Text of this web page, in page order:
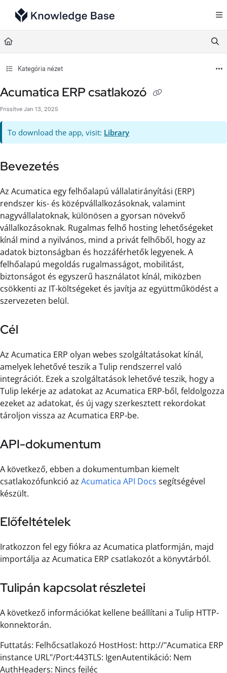
Documentation Index
Fetch the complete documentation index at:
Use this file to discover all available pages before exploring further.
Kategória nézet
Acumatica ERP csatlakozó
Frissítve Jan 13, 2025
To download the app, visit: Library
Bevezetés
Az Acumatica egy felhőalapú vállalatirányítási (ERP)
rendszer kis- és középvállalkozásoknak, valamint
nagyvállalatoknak, különösen a gyorsan növekvő
vállalkozásoknak. Rugalmas felhő hosting lehetőségeket
kínál mind a nyilvános, mind a privát felhőből, hogy az
adatok biztonságban és hozzáférhetők legyenek. A
felhőalapú megoldás rugalmasságot, mobilitást,
biztonságot és egyszerű használatot kínál, miközben
csökkenti az IT-költségeket és javítja az együttműködést a
szervezeten belül.
Cél
Az Acumatica ERP olyan webes szolgáltatásokat kínál,
amelyek lehetővé teszik a Tulip rendszerrel való
integrációt. Ezek a szolgáltatások lehetővé teszik, hogy a
Tulip lekérje az adatokat az Acumatica ERP-ből, feldolgozza
ezeket az adatokat, és új vagy szerkesztett rekordokat
tároljon vissza az Acumatica ERP-be.
API-dokumentum
A következő, ebben a dokumentumban kiemelt
csatlakozófunkció az Acumatica API Docs segítségével
készült.
Előfeltételek
Iratkozzon fel egy fiókra az Acumatica platformján, majd
importálja az Acumatica ERP csatlakozót a könyvtárból.
Tulipán kapcsolat részletei
A következő információkat kellene beállítani a Tulip HTTP-
konnektorán.
Futtatás: Felhőcsatlakozó HostHost: http://"Acumatica ERP
instance URL"/Port:443TLS: IgenAutentikáció: Nem
AuthHeaders: Nincs fejléc